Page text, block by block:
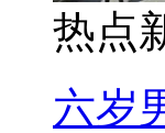
热点
六岁